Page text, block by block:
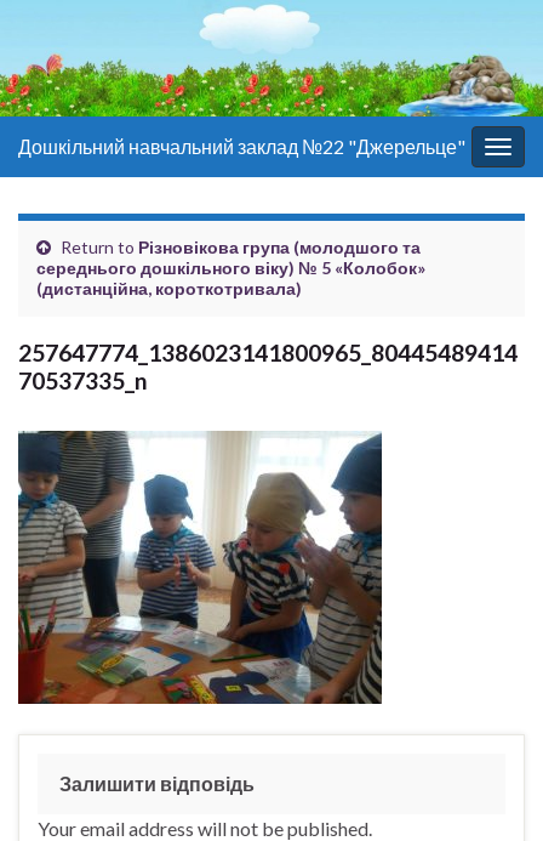
Дошкільний навчальний заклад №22 "Джерельце"
Return to Різновікова група (молодшого та
середнього дошкільного віку) № 5 «Колобок»
(дистанційна, короткотривала)
257647774_1386023141800965_80445489414
70537335_n
Залишити відповідь
Your email address will not be published.